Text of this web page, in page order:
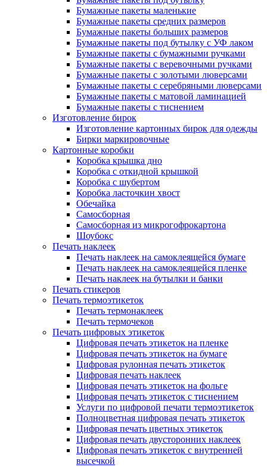
Бумажные пакеты маленькие
Бумажные пакеты средних размеров
Бумажные пакеты больших размеров
Бумажные пакеты под бутылку с УФ лаком
Бумажные пакеты с бумажными ручками
Бумажные пакеты с веревочными ручками
Бумажные пакеты с золотыми люверсами
Бумажные пакеты с серебряными люверсами
Бумажные пакеты с матовой ламинацией
Бумажные пакеты с тиснением
Изготовление бирок
Изготовление картонных бирок для одежды
Бирки маркировочные
Картонные коробки
Коробка крышка дно
Коробка с откидной крышкой
Коробка с шубертом
Коробка ласточкин хвост
Обечайка
Самосборная
Самосборная из микрогофрокартона
Шоубокс
Печать наклеек
Печать наклеек на самоклеящейся бумаге
Печать наклеек на самоклеящейся пленке
Печать наклеек на бутылки и банки
Печать стикеров
Печать термоэтикеток
Печать термонаклеек
Печать термочеков
Печать цифровых этикеток
Цифровая печать этикеток на пленке
Цифровая печать этикеток на бумаге
Цифровая рулонная печать этикеток
Цифровая печать наклеек
Цифровая печать этикеток на фольге
Цифровая печать этикеток с тиснением
Услуги по цифровой печати термоэтикеток
Полноцветная цифровая печать этикеток
Цифровая печать цветных этикеток
Цифровая печать двусторонних наклеек
Цифровая печать этикеток с внутренней
высечкой